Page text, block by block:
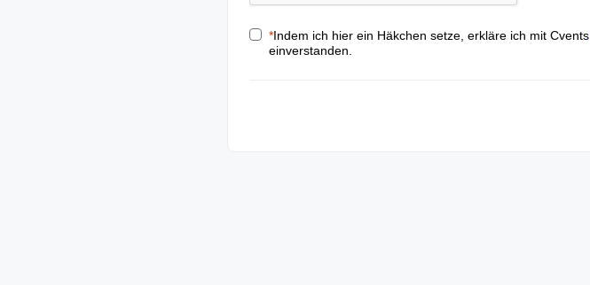
*Indem ich hier ein Häkchen setze, erkläre ich mit Cvents
einverstanden.